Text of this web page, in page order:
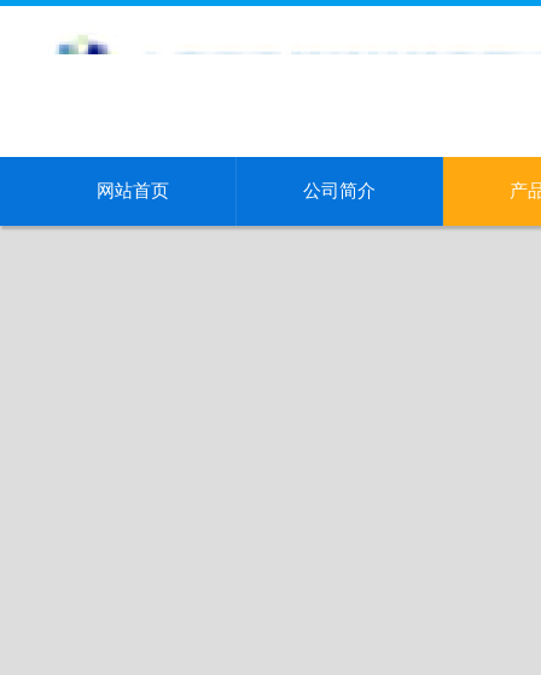
网站首页 公司简介 产